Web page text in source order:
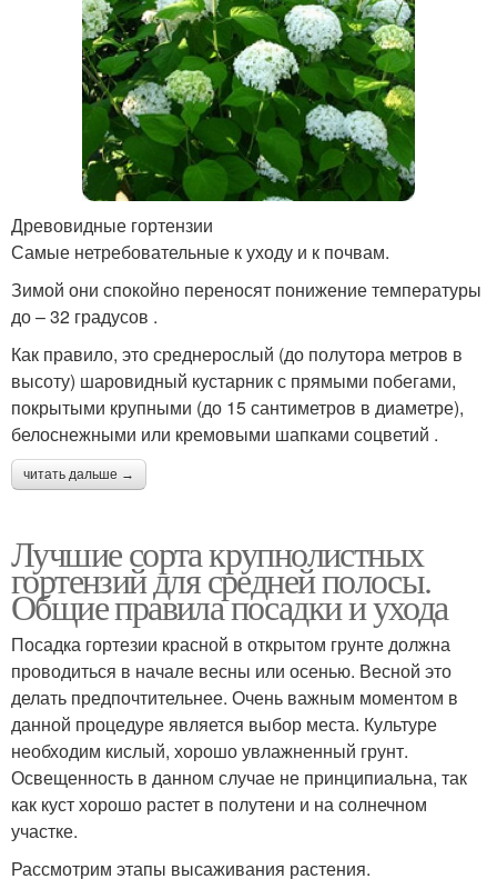
Древовидные гортензии
Самые нетребовательные к уходу и к почвам.
Зимой они спокойно переносят понижение температуры
до – 32 градусов .
Как правило, это среднерослый (до полутора метров в
высоту) шаровидный кустарник с прямыми побегами,
покрытыми крупными (до 15 сантиметров в диаметре),
белоснежными или кремовыми шапками соцветий .
читать дальше →
Лучшие сорта крупнолистных
гортензий для средней полосы.
Общие правила посадки и ухода
Посадка гортезии красной в открытом грунте должна
проводиться в начале весны или осенью. Весной это
делать предпочтительнее. Очень важным моментом в
данной процедуре является выбор места. Культуре
необходим кислый, хорошо увлажненный грунт.
Освещенность в данном случае не принципиальна, так
как куст хорошо растет в полутени и на солнечном
участке.
Рассмотрим этапы высаживания растения.